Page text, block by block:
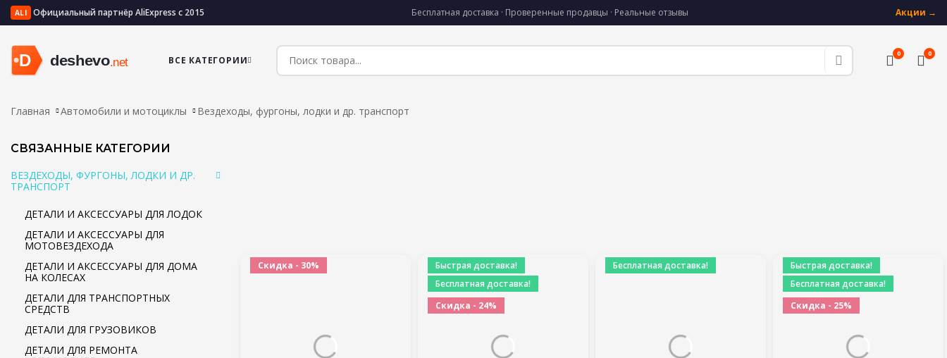
ALI Официальный партнёр AliExpress с 2015 Бесплатная доставка · Проверенные продавцы · Реальные отзывы Акции →
ВСЕ КАТЕГОРИИ
0 0
Главная Автомобили и мотоциклы Вездеходы, фургоны, лодки и др. транспорт
СВЯЗАННЫЕ КАТЕГОРИИ
ВЕЗДЕХОДЫ, ФУРГОНЫ, ЛОДКИ И ДР.
ТРАНСПОРТ
ДЕТАЛИ И АКСЕССУАРЫ ДЛЯ ЛОДОК
ДЕТАЛИ И АКСЕССУАРЫ ДЛЯ
МОТОВЕЗДЕХОДА
ДЕТАЛИ И АКСЕССУАРЫ ДЛЯ ДОМА
НА КОЛЕСАХ
ДЕТАЛИ ДЛЯ ТРАНСПОРТНЫХ
СРЕДСТВ
ДЕТАЛИ ДЛЯ ГРУЗОВИКОВ
ДЕТАЛИ ДЛЯ РЕМОНТА
Скидка - 30%
Быстрая доставка!
Бесплатная доставка!
Скидка - 24%
Бесплатная доставка!
Быстрая доставка!
Бесплатная доставка!
Скидка - 25%